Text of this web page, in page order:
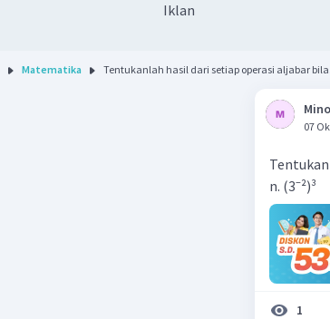
Iklan
Matematika Tentukanlah hasil dari setiap operasi aljabar
07
n. (3⁻²)³
1